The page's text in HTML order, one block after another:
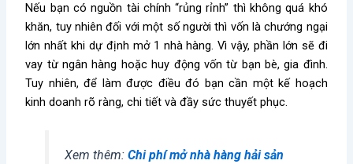
Nếu bạn có nguồn tài chính “rủng rỉnh” thì không quá khó
khăn, tuy nhiên đối với một số người thì vốn là chướng ngại
lớn nhất khi dự định mở 1 nhà hàng. Vì vậy, phần lớn sẽ đi
vay từ ngân hàng hoặc huy động vốn từ bạn bè, gia đình.
Tuy nhiên, để làm được điều đó bạn cần một kế hoạch
kinh doanh rõ ràng, chi tiết và đầy sức thuyết phục.
Xem thêm: Chi phí mở nhà hàng hải sản